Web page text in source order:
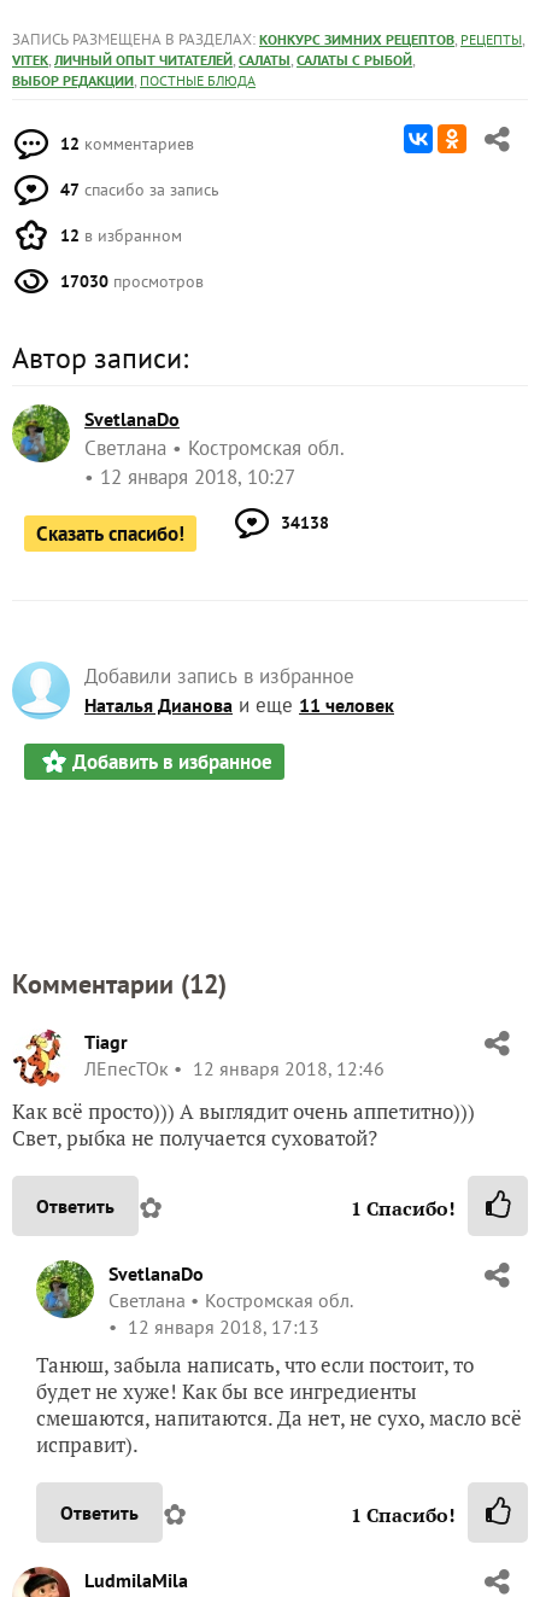
ЗАПИСЬ РАЗМЕЩЕНА В РАЗДЕЛАХ: КОНКУРС ЗИМНИХ РЕЦЕПТОВ, РЕЦЕПТЫ,
VITEK, ЛИЧНЫЙ ОПЫТ ЧИТАТЕЛЕЙ, САЛАТЫ, САЛАТЫ С РЫБОЙ,
ВЫБОР РЕДАКЦИИ, ПОСТНЫЕ БЛЮДА
12 комментариев
47 спасибо за запись
12 в избранном
17030 просмотров
Автор записи:
SvetlanaDo
Светлана
Костромская обл.
12 января 2018, 10:27
Сказать спасибо! 34138
Добавили запись в избранное
Наталья Дианова и еще 11 человек
Добавить в избранное
Комментарии (12)
Tiagr
ЛЕпесТОк
12 января 2018, 12:46
Как всё просто))) А выглядит очень аппетитно)))
Свет, рыбка не получается суховатой?
Ответить ✿ 1 Спасибо!
SvetlanaDo
Светлана
Костромская обл.
12 января 2018, 17:13
Танюш, забыла написать, что если постоит, то
будет не хуже! Как бы все ингредиенты
смешаются, напитаются. Да нет, не сухо, масло всё
исправит).
Ответить ✿ 1 Спасибо!
LudmilaMila